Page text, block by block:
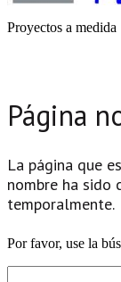
Proyectos a medida
Página
La página que
nombre ha sido
temporalmente.
Por favor, use la